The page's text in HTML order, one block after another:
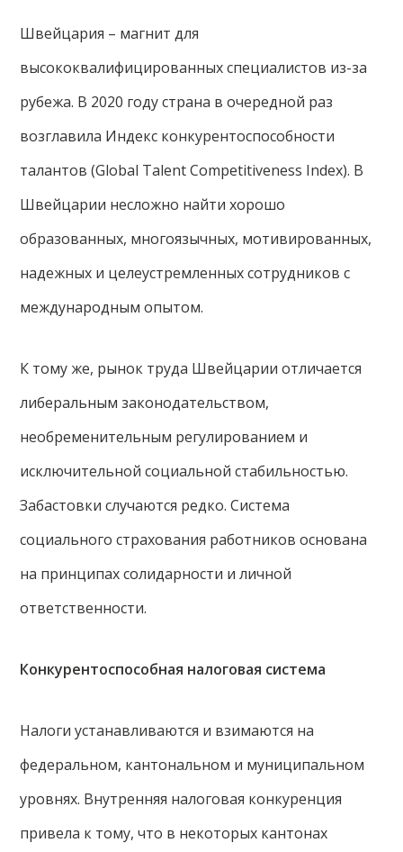
Швейцария – магнит для
высококвалифицированных специалистов из-за
рубежа. В 2020 году страна в очередной раз
возглавила Индекс конкурентоспособности
талантов (Global Talent Competitiveness Index). В
Швейцарии несложно найти хорошо
образованных, многоязычных, мотивированных,
надежных и целеустремленных сотрудников с
международным опытом.
К тому же, рынок труда Швейцарии отличается
либеральным законодательством,
необременительным регулированием и
исключительной социальной стабильностью.
Забастовки случаются редко. Система
социального страхования работников основана
на принципах солидарности и личной
ответственности.
Конкурентоспособная налоговая система
Налоги устанавливаются и взимаются на
федеральном, кантональном и муниципальном
уровнях. Внутренняя налоговая конкуренция
привела к тому, что в некоторых кантонах